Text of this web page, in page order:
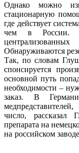
Однако можно
стационарную
где действует
чем в России.
Обнаруживаются
Так, по словам
спонсируется
основной путь
необходимости –
заказ. В
число, рассказал
препарата на
на российском